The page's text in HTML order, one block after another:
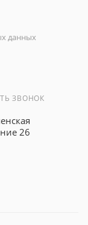
данных
ЗВОНОК
26